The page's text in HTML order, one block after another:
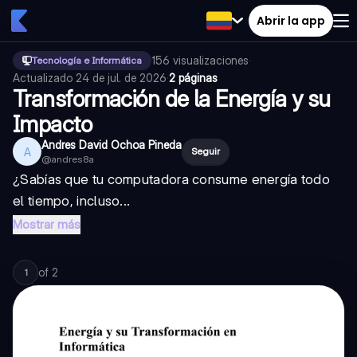
Abrir la app
Tecnología e Informática 156 visualizaciones·
Actualizado 24 de jul. de 2026·2 páginas
Transformación de la Energía y su
Impacto
A Andres David Ochoa Pineda
@andres8a
Seguir
¿Sabías que tu computadora consume energía todo
el tiempo, incluso...
Mostrar más
1 of 2